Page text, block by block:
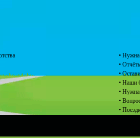
•
•
•
• Наши
•
•
•